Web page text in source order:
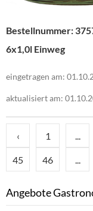
Bestellnummer:
6x1,0l Einweg
eingetragen am:
aktualisiert am:
‹ 1 ...
45 46 ...
Angebote